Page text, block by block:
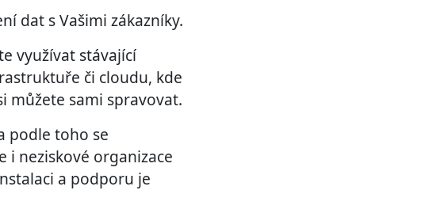
dat s Vašimi zákazníky.
využívat stávající
či cloudu, kde
můžete sami spravovat.
podle toho se
i neziskové organizace
a podporu je